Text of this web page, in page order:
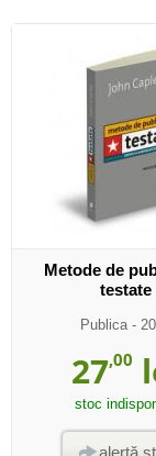
Metode de
testate
Publica-
27,00
stoc